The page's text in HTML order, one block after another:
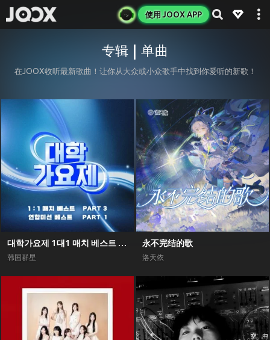
使用 JOOX APP
专辑 | 单曲
在JOOX收听最新歌曲！让你从大众或小众歌手中找到你爱听的新歌！
대학가요제 1대1 매치 베스트 PART3, 연합미션 베스트 PART1
韩国群星
永不完结的歌
洛天依